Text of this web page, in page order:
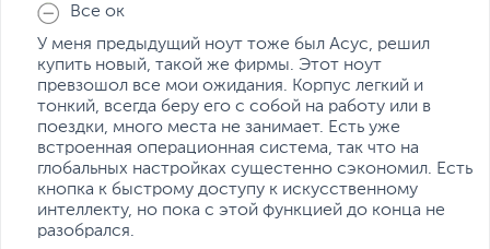
Все ок
У меня предыдущий ноут тоже был Асус, решил
купить новый, такой же фирмы. Этот ноут
превзошол все мои ожидания. Корпус легкий и
тонкий, всегда беру его с собой на работу или в
поездки, много места не занимает. Есть уже
встроенная операционная система, так что на
глобальных настройках сущестенно сэкономил. Есть
кнопка к быстрому доступу к искусственному
интеллекту, но пока с этой функцией до конца не
разобрался.